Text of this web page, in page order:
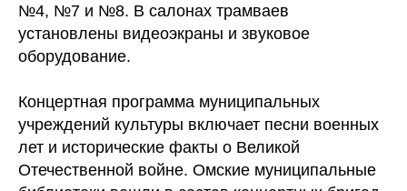
№4, №7 и №8. В салонах трамваев
установлены видеоэкраны и звуковое
оборудование.
Концертная программа муниципальных
учреждений культуры включает песни военных
лет и исторические факты о Великой
Отечественной войне. Омские муниципальные